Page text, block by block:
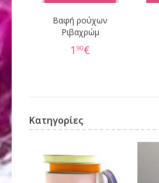
Βαφή ρούχων
Ριβαχρώμ
1 90€
Κατηγορίες